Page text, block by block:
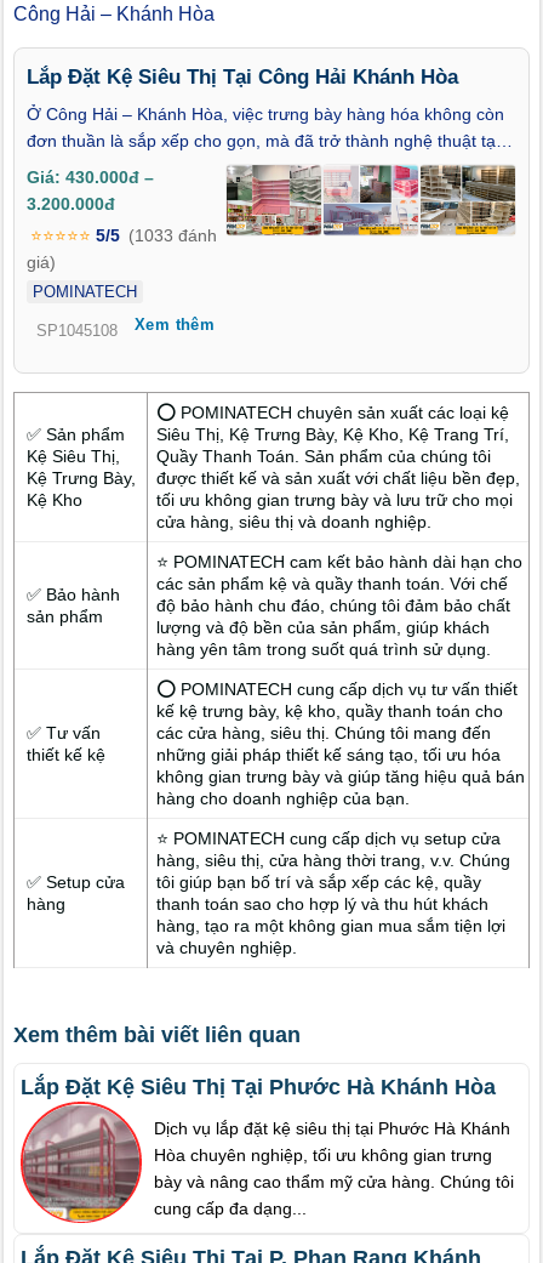
Công Hải – Khánh Hòa
Lắp Đặt Kệ Siêu Thị Tại Công Hải Khánh Hòa
Ở Công Hải – Khánh Hòa, việc trưng bày hàng hóa không còn
đơn thuần là sắp xếp cho gọn, mà đã trở thành nghệ thuật tạo
trải nghiệm mua sắm. Một hệ thống kệ siêu thị được lắp đặt bài
bản sẽ giúp cửa hàng vừa tối ưu không gian, vừa gây ấn tượng
mạnh với khách hàng ngay từ cái nhìn đầu tiên. Lắp đặt kệ siêu
thị tại Công Hải – Khánh Hòa chính là giải pháp nâng cao hình
ảnh, giúp sản phẩm được trình bày khoa học và bắt mắt hơn.
Giá: 430.000đ –
3.200.000đ
⭐⭐⭐⭐⭐ 5/5 (1033 đánh
giá)
POMINATECH
SP1045108 Xem thêm
✅ Sản phẩm
Kệ Siêu Thị,
Kệ Trưng Bày,
Kệ Kho
⭕ POMINATECH chuyên sản xuất các loại kệ
Siêu Thị, Kệ Trưng Bày, Kệ Kho, Kệ Trang Trí,
Quầy Thanh Toán. Sản phẩm của chúng tôi
được thiết kế và sản xuất với chất liệu bền đẹp,
tối ưu không gian trưng bày và lưu trữ cho mọi
cửa hàng, siêu thị và doanh nghiệp.
✅ Bảo hành
sản phẩm
⭐ POMINATECH cam kết bảo hành dài hạn cho
các sản phẩm kệ và quầy thanh toán. Với chế
độ bảo hành chu đáo, chúng tôi đảm bảo chất
lượng và độ bền của sản phẩm, giúp khách
hàng yên tâm trong suốt quá trình sử dụng.
✅ Tư vấn
thiết kế kệ
⭕ POMINATECH cung cấp dịch vụ tư vấn thiết
kế kệ trưng bày, kệ kho, quầy thanh toán cho
các cửa hàng, siêu thị. Chúng tôi mang đến
những giải pháp thiết kế sáng tạo, tối ưu hóa
không gian trưng bày và giúp tăng hiệu quả bán
hàng cho doanh nghiệp của bạn.
✅ Setup cửa
hàng
⭐ POMINATECH cung cấp dịch vụ setup cửa
hàng, siêu thị, cửa hàng thời trang, v.v. Chúng
tôi giúp bạn bố trí và sắp xếp các kệ, quầy
thanh toán sao cho hợp lý và thu hút khách
hàng, tạo ra một không gian mua sắm tiện lợi
và chuyên nghiệp.
Xem thêm bài viết liên quan
Lắp Đặt Kệ Siêu Thị Tại Phước Hà Khánh Hòa
Dịch vụ lắp đặt kệ siêu thị tại Phước Hà Khánh
Hòa chuyên nghiệp, tối ưu không gian trưng
bày và nâng cao thẩm mỹ cửa hàng. Chúng tôi
cung cấp đa dạng...
Lắp Đặt Kệ Siêu Thị Tại P. Phan Rang Khánh